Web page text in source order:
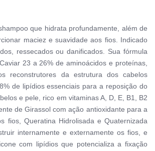
que hidrata profundamente, além de
maciez e suavidade aos fios. Indicado
ressecados ou danificados. Sua fórmula
23 a 26% de aminoácidos e proteínas,
reconstrutores da estrutura dos cabelos
de lipídios essenciais para a reposição do
e pele, rico em vitaminas A, D, E, B1, B2
de Girassol com ação antioxidante para a
fios, Queratina Hidrolisada e Quaternizada
internamente e externamente os fios, e
com lipídios que potencializa a fixação